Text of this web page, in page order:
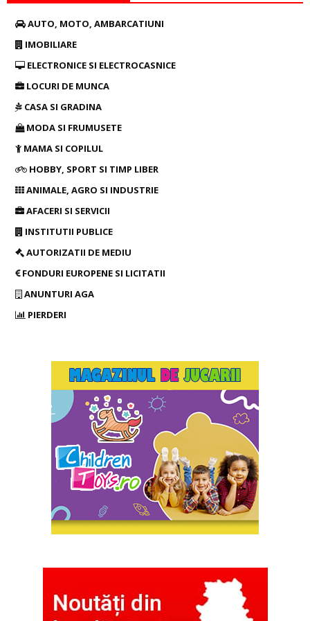
AUTO, MOTO, AMBARCATIUNI
IMOBILIARE
ELECTRONICE SI ELECTROCASNICE
LOCURI DE MUNCA
CASA SI GRADINA
MODA SI FRUMUSETE
MAMA SI COPILUL
HOBBY, SPORT SI TIMP LIBER
ANIMALE, AGRO SI INDUSTRIE
AFACERI SI SERVICII
INSTITUTII PUBLICE
AUTORIZATII DE MEDIU
FONDURI EUROPENE SI LICITATII
ANUNTURI AGA
PIERDERI